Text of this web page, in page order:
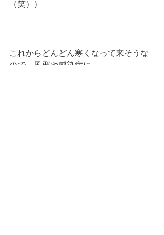
（笑））
これからどんどん寒くなって来そうな
ので、風邪や感染症に